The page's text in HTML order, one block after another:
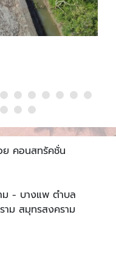
คอนสทรัคชั่น
- บางแพ ตำบล
าม สมุทรสงคราม